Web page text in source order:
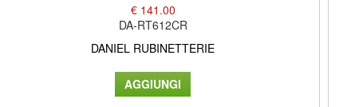
€ 141.00
DA-RT612CR
DANIEL RUBINETTERIE